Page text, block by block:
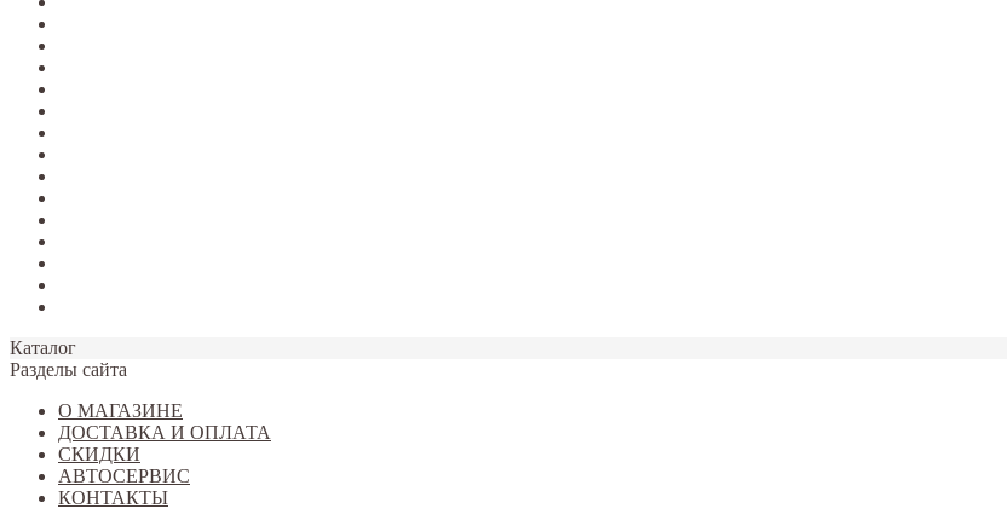
Каталог
Разделы сайта
О МАГАЗИНЕ
ДОСТАВКА И ОПЛАТА
СКИДКИ
АВТОСЕРВИС
КОНТАКТЫ